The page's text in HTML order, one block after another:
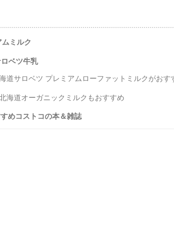
ミルク
ベツ牛乳
道サロベツ プレミアムローファットミルクがおす
海道オーガニックミルクもおすすめ
めコストコの本＆雑誌